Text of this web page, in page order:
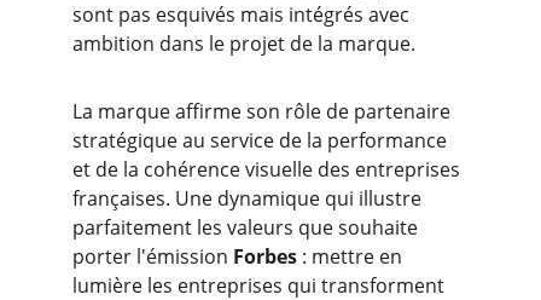
sont pas esquivés mais intégrés avec
ambition dans le projet de la marque.
La marque affirme son rôle de partenaire
stratégique au service de la performance
et de la cohérence visuelle des entreprises
françaises. Une dynamique qui illustre
parfaitement les valeurs que souhaite
porter l'émission Forbes : mettre en
lumière les entreprises qui transforment